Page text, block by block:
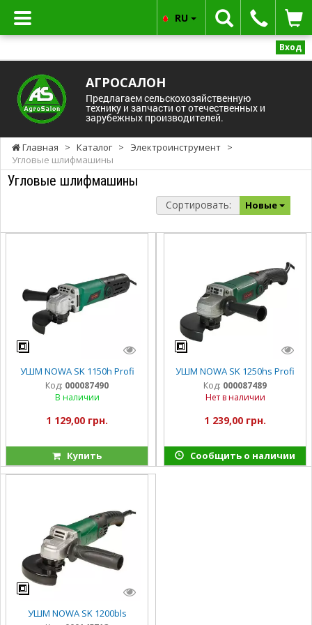
Вход
АГРОСАЛОН
Предлагаем сельскохозяйственную
технику и запчасти от отечественных и
зарубежных производителей.
RU
Главная > Каталог > Электроинструмент >
Угловые шлифмашины
Угловые шлифмашины
Сортировать: Новые
УШМ NOWA SK 1150h Profi
Код: 000087490
В наличии
1 129,00 грн.
Купить
УШМ NOWA SK 1250hs Profi
Код: 000087489
Нет в наличии
1 239,00 грн.
Сообщить о наличии
УШМ NOWA SK 1200bls